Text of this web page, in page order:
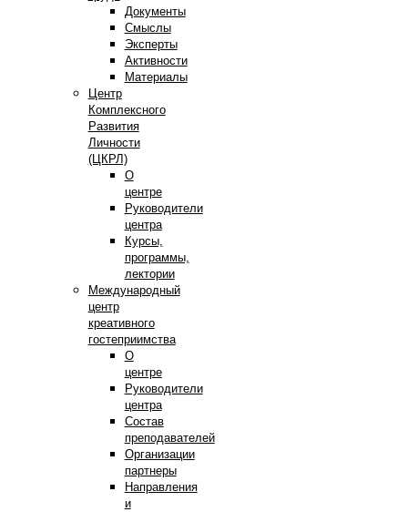
Документы
Смыслы
Эксперты
Активности
Материалы
Центр
Комплексного
Развития
Личности
(ЦКРЛ)
О
центре
Руководители
центра
Курсы,
программы,
лектории
Международный
центр
креативного
гостеприимства
О
центре
Руководители
центра
Состав
преподавателей
Организации
партнеры
Направления
и